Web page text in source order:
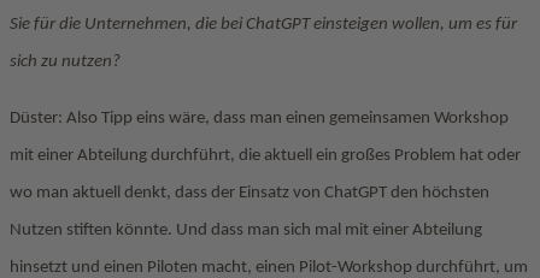
Sie für die Unternehmen, die bei ChatGPT einsteigen wollen, um es für
sich zu nutzen?
Düster: Also Tipp eins wäre, dass man einen gemeinsamen Workshop
mit einer Abteilung durchführt, die aktuell ein großes Problem hat oder
wo man aktuell denkt, dass der Einsatz von ChatGPT den höchsten
Nutzen stiften könnte. Und dass man sich mal mit einer Abteilung
hinsetzt und einen Piloten macht, einen Pilot-Workshop durchführt, um